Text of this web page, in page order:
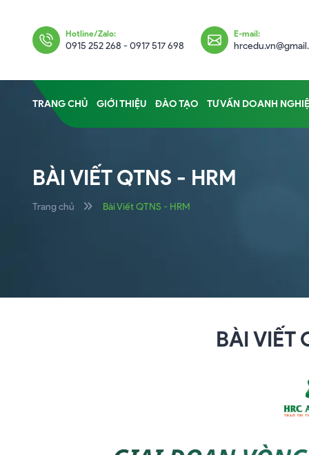
Hotline/Zalo:
0915 252 268 - 0917 517 698
E-mail:
TRANG CHỦ GIỚI THIỆU ĐÀO TẠO TƯ VẤN DOANH
BÀI VIẾT QTNS - HRM
Trang chủ Bài Viết QTNS - HRM
BÀI VIẾT